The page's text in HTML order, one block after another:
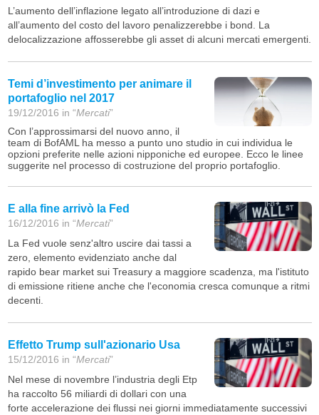
L’aumento dell’inflazione legato all’introduzione di dazi e
all’aumento del costo del lavoro penalizzerebbe i bond. La
delocalizzazione affosserebbe gli asset di alcuni mercati emergenti.
Temi d’investimento per animare il
portafoglio nel 2017
19/12/2016 in “Mercati”
Con l’approssimarsi del nuovo anno, il
team di BofAML ha messo a punto uno studio in cui individua le
opzioni preferite nelle azioni nipponiche ed europee. Ecco le linee
suggerite nel processo di costruzione del proprio portafoglio.
E alla fine arrivò la Fed
16/12/2016 in “Mercati”
La Fed vuole senz'altro uscire dai tassi a
zero, elemento evidenziato anche dal
rapido bear market sui Treasury a maggiore scadenza, ma l'istituto
di emissione ritiene anche che l'economia cresca comunque a ritmi
decenti.
Effetto Trump sull'azionario Usa
15/12/2016 in “Mercati”
Nel mese di novembre l’industria degli Etp
ha raccolto 56 miliardi di dollari con una
forte accelerazione dei flussi nei giorni immediatamente successivi